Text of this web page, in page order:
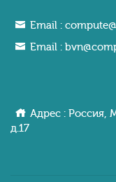
Email :
Email :
Адрес : Россия,
д.17